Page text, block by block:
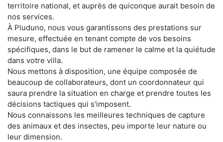
territoire national, et auprès de quiconque aurait besoin de
nos services.
À Pluduno, nous vous garantissons des prestations sur
mesure, effectuée en tenant compte de vos besoins
spécifiques, dans le but de ramener le calme et la quiétude
dans votre villa.
Nous mettons à disposition, une équipe composée de
beaucoup de collaborateurs, dont un coordonnateur qui
saura prendre la situation en charge et prendre toutes les
décisions tactiques qui s'imposent.
Nous connaissons les meilleures techniques de capture
des animaux et des insectes, peu importe leur nature ou
leur dimension.